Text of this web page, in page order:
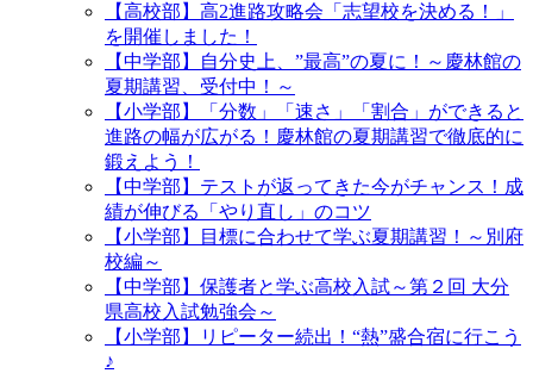
【高校部】高2進路攻略会「志望校を決める！」
を開催しました！
【中学部】自分史上、”最高”の夏に！～慶林館の
夏期講習、受付中！～
【小学部】「分数」「速さ」「割合」ができると
進路の幅が広がる！慶林館の夏期講習で徹底的に
鍛えよう！
【中学部】テストが返ってきた今がチャンス！成
績が伸びる「やり直し」のコツ
【小学部】目標に合わせて学ぶ夏期講習！～別府
校編～
【中学部】保護者と学ぶ高校入試～第２回 大分
県高校入試勉強会～
【小学部】リピーター続出！“熱”盛合宿に行こう
♪